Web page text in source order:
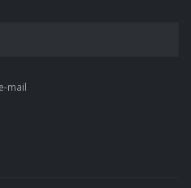
mail